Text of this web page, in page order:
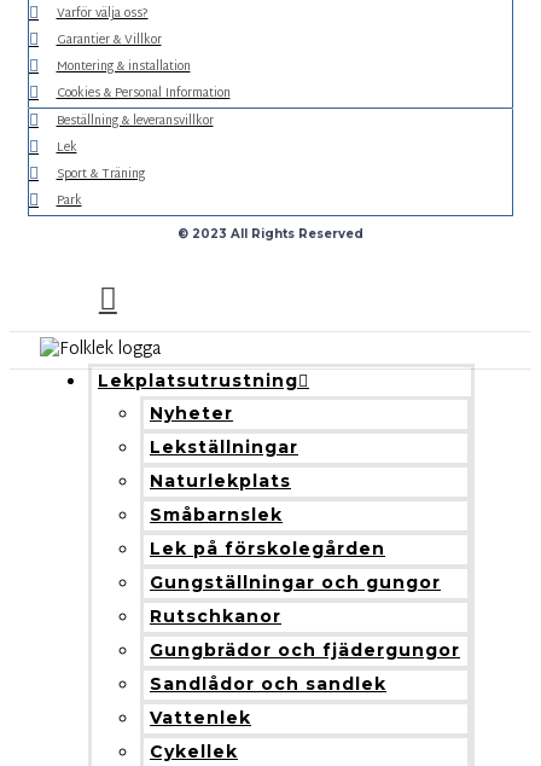
Varför välja oss?
Garantier & Villkor
Montering & installation
Cookies & Personal Information
Beställning & leveransvillkor
Lek
Sport & Träning
Park
© 2023 All Rights Reserved
Lekplatsutrustning
Nyheter
Lekställningar
Naturlekplats
Småbarnslek
Lek på förskolegården
Gungställningar och gungor
Rutschkanor
Gungbrädor och fjädergungor
Sandlådor och sandlek
Vattenlek
Cykellek